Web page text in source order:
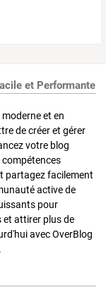
et Performante
et en
de créer et gérer
votre blog
compétences
partagez facilement
active de
pour
et attirer plus de
avec OverBlog